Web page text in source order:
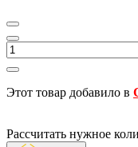
Этот товар добавило в
Рассчитать нужное